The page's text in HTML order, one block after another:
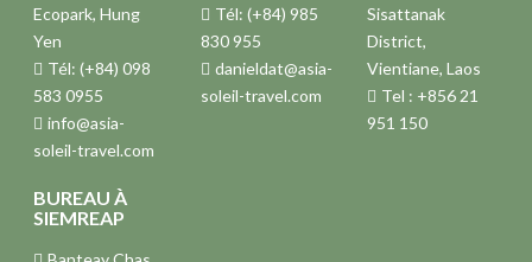
Ecopark, Hung
Yen
Tél: (+84) 098
583 0955
info@asia-
soleil-travel.com
Tél: (+84) 985
830 955
danieldat@asia-
soleil-travel.com
Sisattanak
District,
Vientiane, Laos
Tel : +856 21
951 150
BUREAU À
SIEMREAP